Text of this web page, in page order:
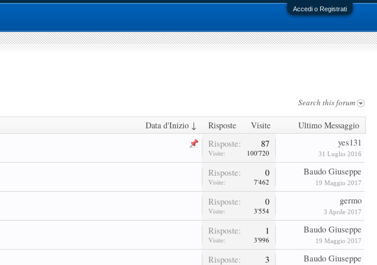
Accedi o Registrati
Search this forum
Data d'Inizio ↓ Risposte Visite
Ultimo Messaggio
Risposte: 87
Visite: 100'720
yes131
31 Luglio 2016
Risposte: 0
Visite: 7'462
Baudo Giuseppe
19 Maggio 2017
Risposte: 0
Visite: 3'554
germo
3 Aprile 2017
Risposte: 1
Visite: 3'996
Baudo Giuseppe
19 Maggio 2017
Risposte: 3 Baudo Giuseppe